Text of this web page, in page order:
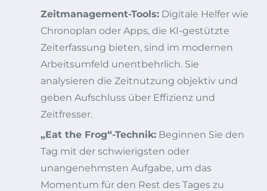
Zeitmanagement-Tools: Digitale Helfer wie
Chronoplan oder Apps, die KI-gestützte
Zeiterfassung bieten, sind im modernen
Arbeitsumfeld unentbehrlich. Sie
analysieren die Zeitnutzung objektiv und
geben Aufschluss über Effizienz und
Zeitfresser.
„Eat the Frog“-Technik: Beginnen Sie den
Tag mit der schwierigsten oder
unangenehmsten Aufgabe, um das
Momentum für den Rest des Tages zu